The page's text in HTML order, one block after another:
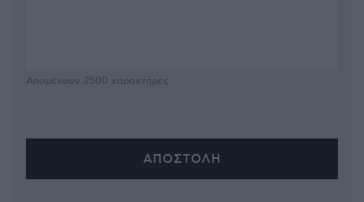
Απομένουν 2500 χαρακτήρες